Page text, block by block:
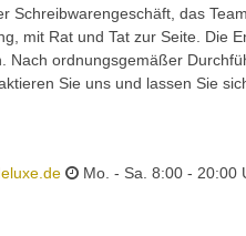
Schreibwarengeschäft, das
mit Rat und Tat zur Seite. Die
Nach ordnungsgemäßer
Sie uns und lassen Sie
Mo. - Sa. 8:00 - 20:00